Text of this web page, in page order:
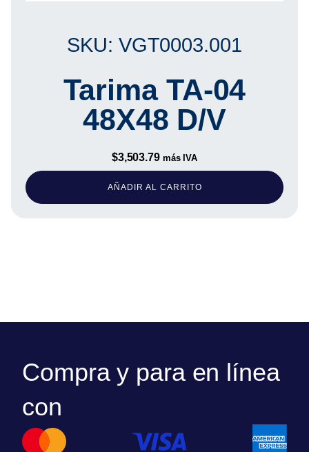
SKU: VGT0003.001
Tarima TA-04
48X48 D/V
$3,503.79 más IVA
AÑADIR AL CARRITO
Compra y para en línea
con